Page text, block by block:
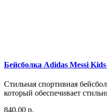
Бейсболка Adidas Messi
Стильная спортивная
который обеспечивает
840.00 р.